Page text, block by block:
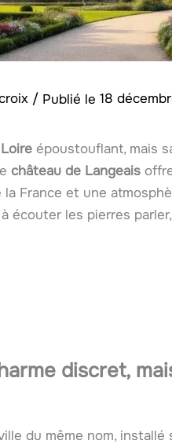
/ 18
époustouflant, mais
château de Langeais
France et une
écouter les pierres
discret,
du même nom,